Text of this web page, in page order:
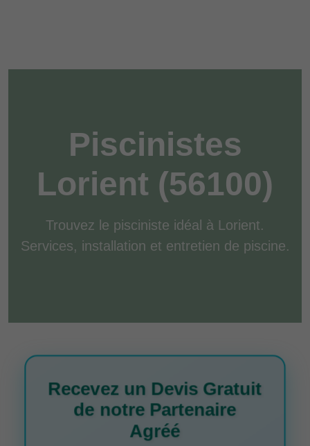
Piscinistes
Lorient (56100)
Trouvez le pisciniste idéal à Lorient.
Services, installation et entretien de piscine.
Recevez un Devis Gratuit
de notre Partenaire
Agréé